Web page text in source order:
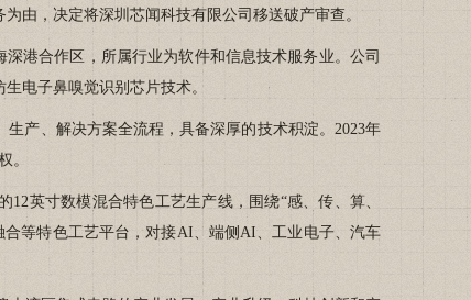
，决定将深圳芯闻科技有限公司移送破产审查。
港合作区，所属行业为软件和信息技术服务业。公司
电子鼻嗅觉识别芯片技术。
产、解决方案全流程，具备深厚的技术积淀。2023年
。
英寸数模混合特色工艺生产线，围绕“感、传、算、
等特色工艺平台，对接AI、端侧AI、工业电子、汽车